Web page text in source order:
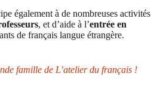
également à de nombreuses activités
, et d’aide à l’entrée en
de français langue étrangère.
famille de L’atelier du français !